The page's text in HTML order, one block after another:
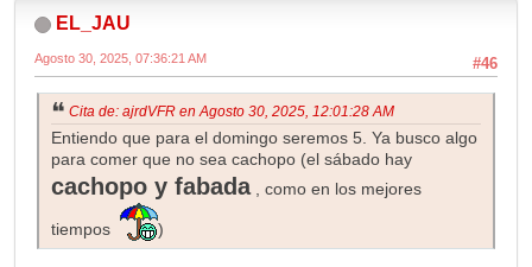
EL_JAU
#46
Agosto 30, 2025, 07:36:21 AM
Cita de: ajrdVFR en Agosto 30, 2025, 12:01:28 AM
Entiendo que para el domingo seremos 5. Ya busco algo
para comer que no sea cachopo (el sábado hay
cachopo y fabada, como en los mejores
tiempos )